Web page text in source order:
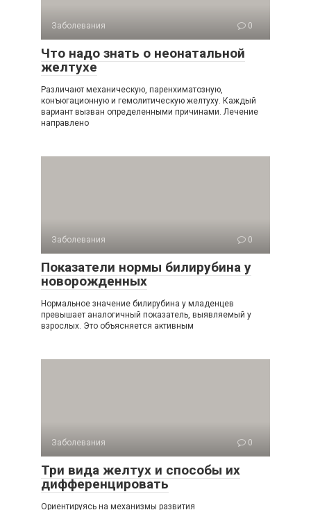
Заболевания 0
Что надо знать о неонатальной
желтухе
Различают механическую, паренхиматозную,
конъюгационную и гемолитическую желтуху. Каждый
вариант вызван определенными причинами. Лечение
направлено
Заболевания 0
Показатели нормы билирубина у
новорожденных
Нормальное значение билирубина у младенцев
превышает аналогичный показатель, выявляемый у
взрослых. Это объясняется активным
Заболевания 0
Три вида желтух и способы их
дифференцировать
Ориентируясь на механизмы развития